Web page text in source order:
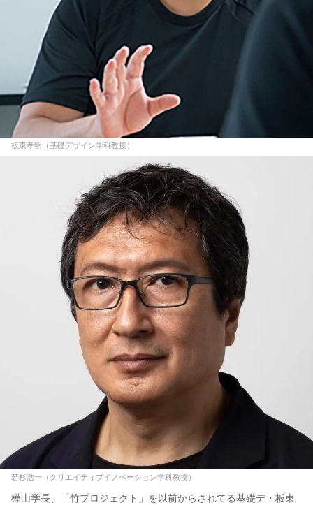
板東孝明（基礎デザイン学科教授）
若杉浩一（クリエイティブイノベーション学科教授）
樺山学長、「竹プロジェクト」を以前からされてる基礎デ・板東